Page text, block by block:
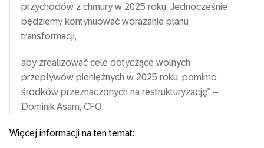
przychodów z chmury w 2025 roku. Jednocześnie
będziemy kontynuować wdrażanie planu
transformacji,
aby zrealizować cele dotyczące wolnych
przepływów pieniężnych w 2025 roku, pomimo
środków przeznaczonych na restrukturyzację” –
Dominik Asam, CFO.
Więcej informacji na ten temat: